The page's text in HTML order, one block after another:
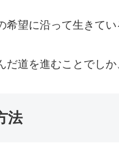
希望に沿って生きて
だ道を進むことでし
法